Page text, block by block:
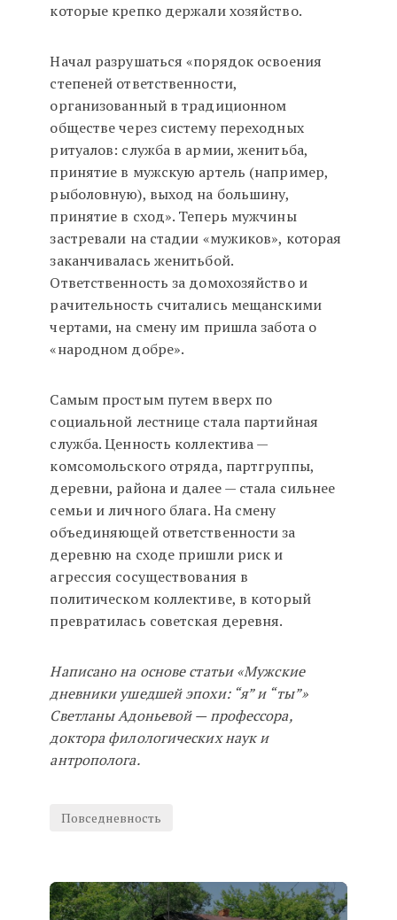
которые крепко держали хозяйство.
Начал разрушаться «порядок освоения
степеней ответственности,
организованный в традиционном
обществе через систему переходных
ритуалов: служба в армии, женитьба,
принятие в мужскую артель (например,
рыболовную), выход на большину,
принятие в сход». Теперь мужчины
застревали на стадии «мужиков», которая
заканчивалась женитьбой.
Ответственность за домохозяйство и
рачительность считались мещанскими
чертами, на смену им пришла забота о
«народном добре».
Самым простым путем вверх по
социальной лестнице стала партийная
служба. Ценность коллектива —
комсомольского отряда, партгруппы,
деревни, района и далее — стала сильнее
семьи и личного блага. На смену
объединяющей ответственности за
деревню на сходе пришли риск и
агрессия сосуществования в
политическом коллективе, в который
превратилась советская деревня.
Написано на основе статьи «Мужские
дневники ушедшей эпохи: “я” и “ты”»
Светланы Адоньевой — профессора,
доктора филологических наук и
антрополога.
Повседневность